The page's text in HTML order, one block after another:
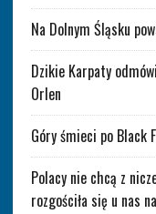
Na Dolnym Śląsku
Dzikie Karpaty
Orlen
Góry śmieci po Black
Polacy nie chcą z
rozgościła się u nas